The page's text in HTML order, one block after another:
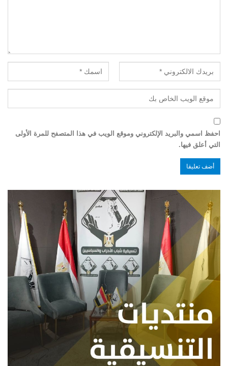
احفظ اسمي والبريد الإلكتروني وموقع الويب في هذا المتصفح للمرة الأولى
التي أعلق فيها.